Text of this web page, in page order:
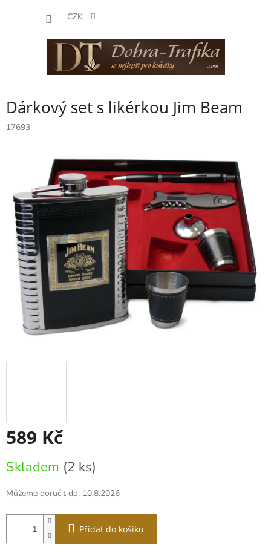
CZK
Dárkový set s likérkou Jim Beam
17693
589 Kč
cena:
Skladem (2 ks)
Můžeme doručit do: 10.8.2026
Přidat do košíku